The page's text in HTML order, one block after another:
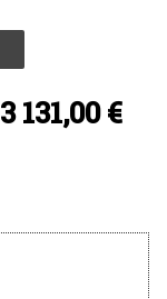
3 131,00 €